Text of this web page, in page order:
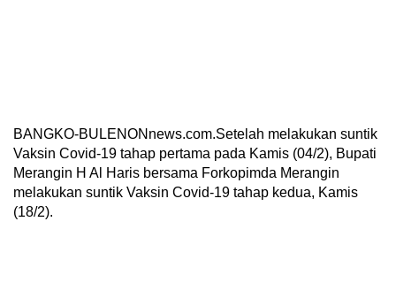
BANGKO-BULENONnews.com.Setelah melakukan suntik
Vaksin Covid-19 tahap pertama pada Kamis (04/2), Bupati
Merangin H Al Haris bersama Forkopimda Merangin
melakukan suntik Vaksin Covid-19 tahap kedua, Kamis
(18/2).